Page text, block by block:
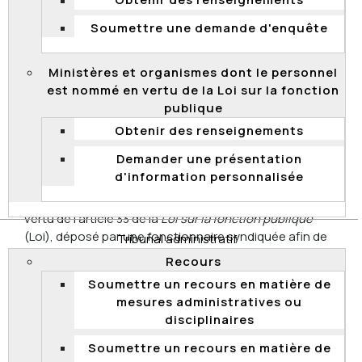
Soumettre une demande d'enquête
Ministères et organismes dont le personnel
est nommé en vertu de la Loi sur la fonction
publique
Obtenir des renseignements
Demander une présentation
d'information personnalisée
Tribunal administratif
Recours
Soumettre un recours en matière de
mesures administratives ou
disciplinaires
Soumettre un recours en matière de
Décision associée
26 juillet 2021 -2021 QCCFP 17
Absence de compétence de la
Commission sur un appel en matière de
mesures administratives ou
disciplinaires – Fonctionnaire syndiquée
Le 15 octobre 2021, la Commission a déclaré qu’elle
n’avait pas compétence pour entendre un appel, en
vertu de l'article 33 de laLoi sur la fonction publique
(Loi), déposé par une fonctionnaire syndiquée afin de
contester l’échelon salarial qui lui a été octroyé par le
ministère du Travail, de l’Emploi et de la Solidarité
sociale.
Le recours de l’appelante, à l’égard de sa
rémunération, ne concerne aucune matière
mentionnée à l’article 33 de la Loi. Une décision en